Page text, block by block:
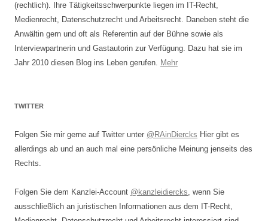
(rechtlich). Ihre Tätigkeitsschwerpunkte liegen im IT-Recht,
Medienrecht, Datenschutzrecht und Arbeitsrecht. Daneben steht die
Anwältin gern und oft als Referentin auf der Bühne sowie als
Interviewpartnerin und Gastautorin zur Verfügung. Dazu hat sie im
Jahr 2010 diesen Blog ins Leben gerufen. Mehr
TWITTER
Folgen Sie mir gerne auf Twitter unter @RAinDiercks Hier gibt es
allerdings ab und an auch mal eine persönliche Meinung jenseits des
Rechts.
Folgen Sie dem Kanzlei-Account @kanzleidiercks, wenn Sie
ausschließlich an juristischen Informationen aus dem IT-Recht,